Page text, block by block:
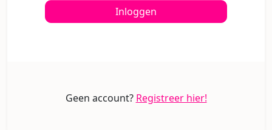
Inloggen
Geen account? Registreer hier!